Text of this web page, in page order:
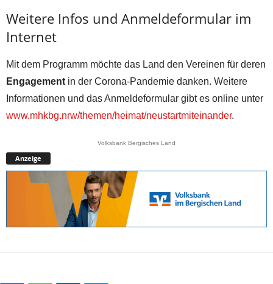
Weitere Infos und Anmeldeformular im
Internet
Mit dem Programm möchte das Land den Vereinen für deren
Engagement in der Corona-Pandemie danken. Weitere
Informationen und das Anmeldeformular gibt es online unter
www.mhkbg.nrw/themen/heimat/neustartmiteinander.
Volksbank Bergisches Land
Anzeige